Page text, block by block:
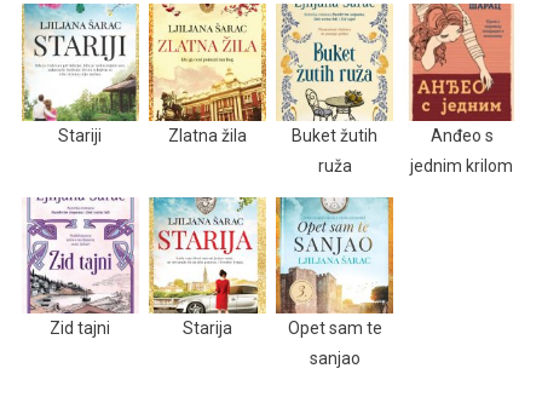
Stariji Zlatna žila
Buket žutih
ruža
Anđeo s
jednim krilom
Zid tajni Starija
Opet sam te
sanjao